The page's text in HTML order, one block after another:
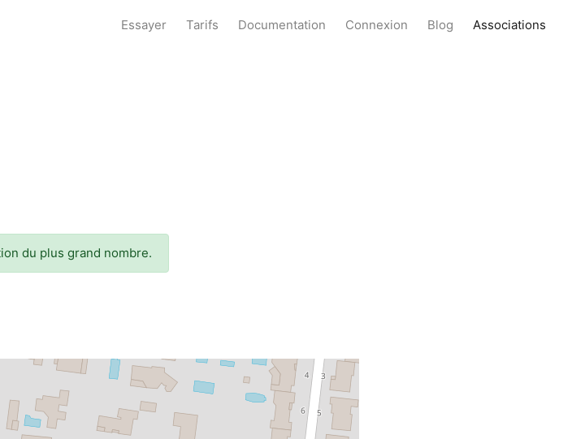
Essayer Tarifs Documentation Connexion Blog Associations
du plus grand nombre.